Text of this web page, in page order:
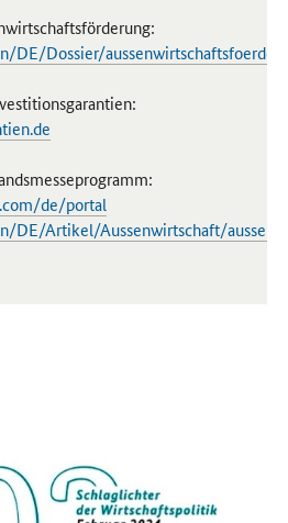
DE/Dossier/
de/portal
DE/Artikel/Aussenwirtschaft/